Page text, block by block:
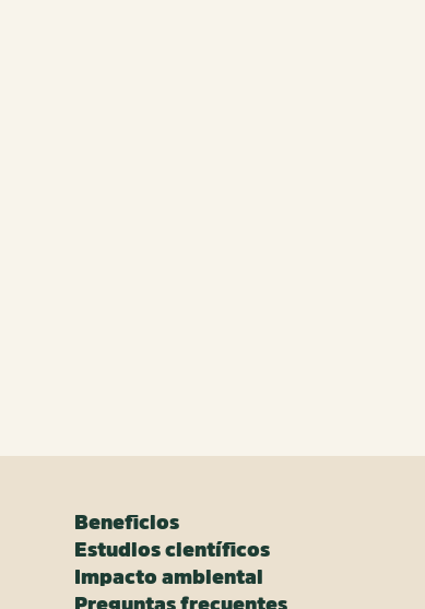
Beneficios
Estudios científicos
Impacto ambiental
Preguntas frecuentes